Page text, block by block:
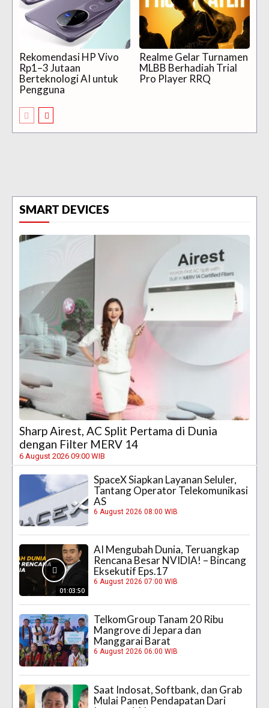
Rekomendasi HP Vivo
Rp1–3 Jutaan
Berteknologi AI untuk
Pengguna
Realme Gelar Turnamen
MLBB Berhadiah Trial
Pro Player RRQ
SMART DEVICES
Sharp Airest, AC Split Pertama di Dunia
dengan Filter MERV 14
6 August 2026 09:00 WIB
SpaceX Siapkan Layanan Seluler,
Tantang Operator Telekomunikasi
AS
6 August 2026 08:00 WIB
01:03:50
AI Mengubah Dunia, Teruangkap
Rencana Besar NVIDIA! – Bincang
Eksekutif Eps.17
6 August 2026 07:00 WIB
TelkomGroup Tanam 20 Ribu
Mangrove di Jepara dan
Manggarai Barat
6 August 2026 06:00 WIB
Saat Indosat, Softbank, dan Grab
Mulai Panen Pendapatan Dari